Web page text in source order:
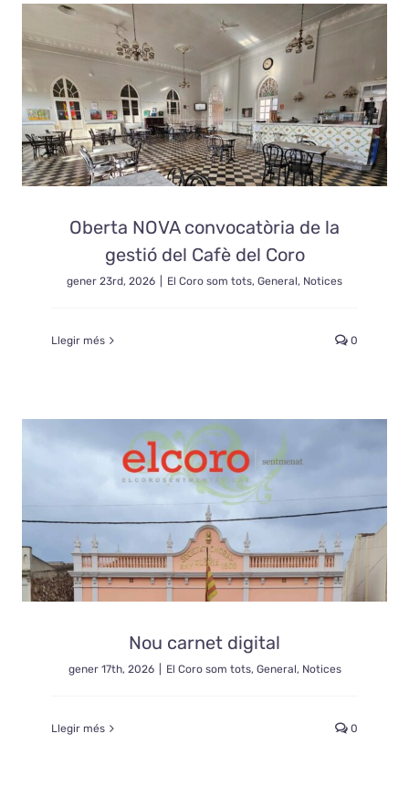
Oberta NOVA convocatòria de la
gestió del Cafè del Coro
gener 23rd, 2026 El Coro som tots, General, Notices
Llegir més 0
Nou carnet digital
gener 17th, 2026 El Coro som tots, General, Notices
Llegir més 0